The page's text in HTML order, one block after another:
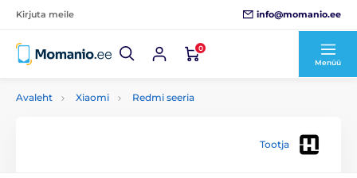
Kirjuta meile info@momanio.ee
0
Menüü
Avaleht Xiaomi Redmi seeria
Tootja